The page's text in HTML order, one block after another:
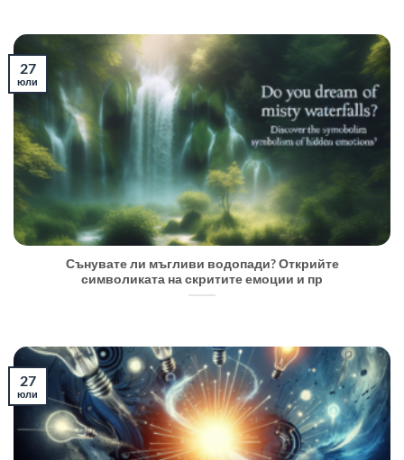
Сънувате ли мъгливи водопади? Открийте
символиката на скритите емоции и пр
27
юли
27
юли